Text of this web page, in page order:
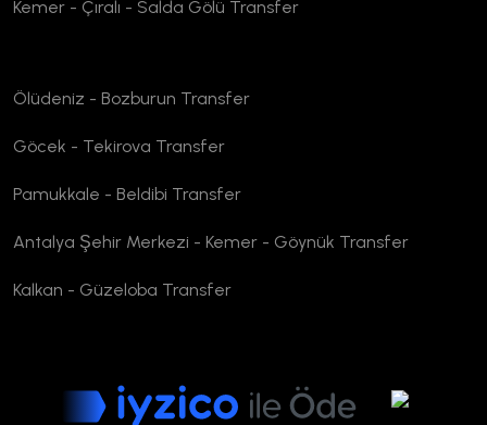
Kemer - Çıralı - Salda Gölü Transfer
Ölüdeniz - Bozburun Transfer
Göcek - Tekirova Transfer
Pamukkale - Beldibi Transfer
Antalya Şehir Merkezi - Kemer - Göynük Transfer
Kalkan - Güzeloba Transfer